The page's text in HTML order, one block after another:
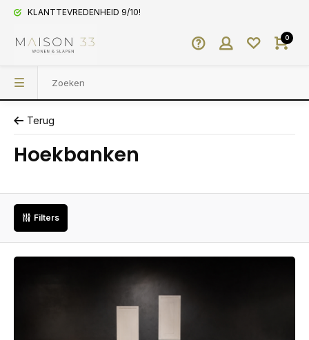
KLANTTEVREDENHEID 9/10!
0
Terug
Hoekbanken
Filters